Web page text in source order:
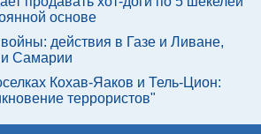
основе
действия в Газе и Ливане,
Самарии
Кохав-Яаков и Тель-Цион:
террористов"